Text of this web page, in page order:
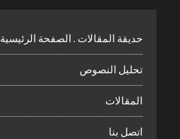
حديقة المقالات . الصفحة الرئيسية
تحليل النصوص
المقالات
اتصل بنا